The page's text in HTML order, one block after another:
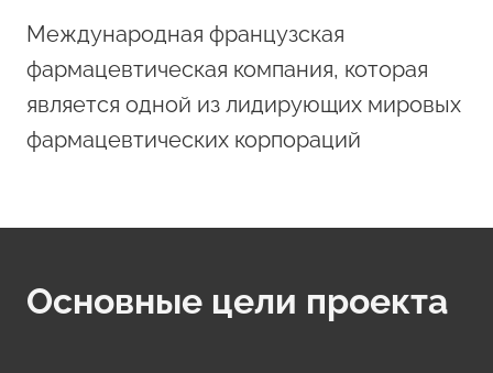
Международная французская
фармацевтическая компания, которая
является одной из лидирующих мировых
фармацевтических корпораций
Основные цели проекта